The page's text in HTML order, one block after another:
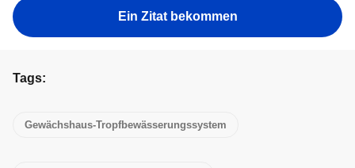
Ein Zitat bekommen
Tags:
Gewächshaus-Tropfbewässerungssystem